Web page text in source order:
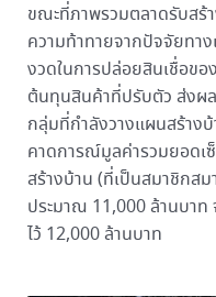
ขณะที่ภาพรวมตลาดรับสร้
ความท้าทายจากปัจจัยทา
งวดในการปล่อยสินเชื่อข
ต้นทุนสินค้าที่ปรับตัว ส่งผล
กลุ่มที่กำลังวางแผนสร้างบ้
คาดการณ์มูลค่ารวมยอด
สร้างบ้าน (ที่เป็นสมาชิกส
ประมาณ 11,000 ล้านบาท
ไว้ 12,000 ล้านบาท